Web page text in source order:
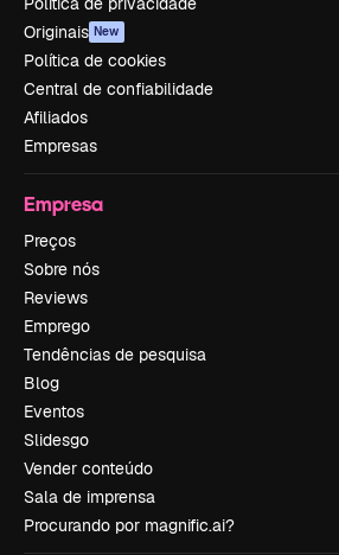
Originais New
Política de cookies
Central de confiabilidade
Afiliados
Empresas
Empresa
Preços
Sobre nós
Reviews
Emprego
Tendências de pesquisa
Blog
Eventos
Slidesgo
Vender conteúdo
Sala de imprensa
Procurando por magnific.ai?